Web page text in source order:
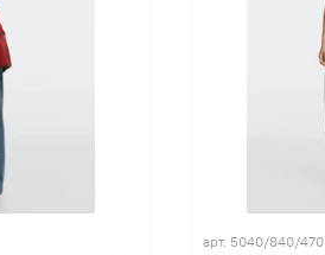
арт. 5040/840/470